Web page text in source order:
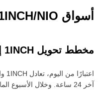
أسواق 1INCH/NIO
مخطط تحويل 1INCH إلى NIO